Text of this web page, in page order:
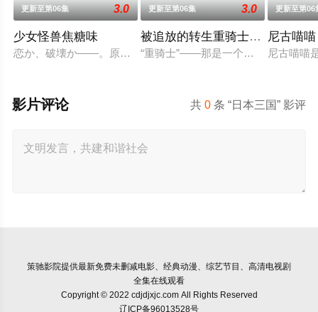
更新至第06集 3.0
少女怪兽焦糖味
恋か、破壊か――。原因不明の病に悩まされている女子高生・
更新至第06集 3.0
被追放的转生重骑士用游戏知识
“重骑士”——那是一个以防御为主，
更新至第06
尼古喵喵
尼古喵喵
共0 条 “日本三国” 影评
影片评论
策驰影院提供最新免费未删减电影、经典动漫、综艺节目、高清电视剧
全集在线观看
Copyright © 2022 cdjdjxjc.com All Rights Reserved
辽ICP备96013528号